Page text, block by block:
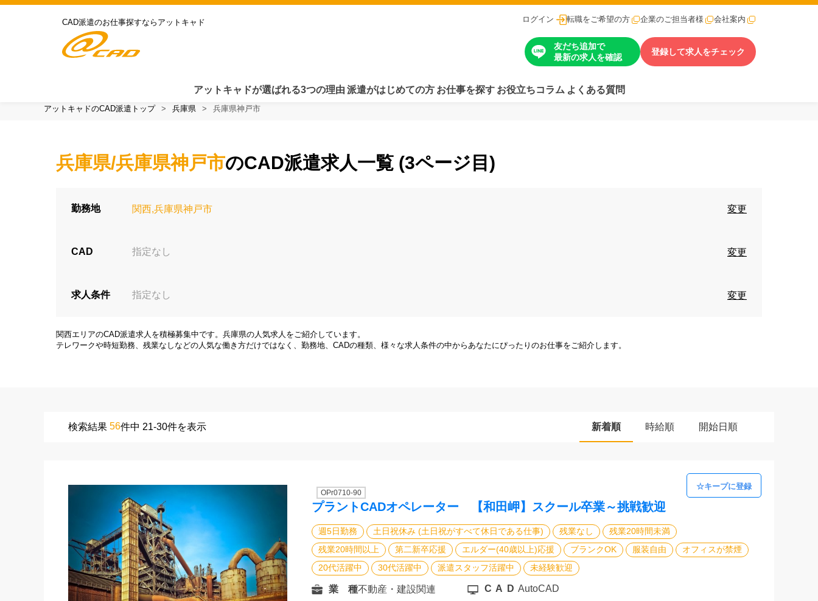
CAD派遣のお仕事探すならアットキャド ログイン 転職をご希望の方 企業のご担当者様 会社案内
友だち追加で
最新の求人を確認
登録して求人をチェック
アットキャドが選ばれる3つの理由 派遣がはじめての方 お仕事を探す お役立ちコラム よくある質問
アットキャドのCAD派遣トップ 兵庫県 兵庫県神戸市
兵庫県/兵庫県神戸市のCAD派遣求人一覧 (3ページ目)
勤務地 関西,兵庫県神戸市 変更
CAD 指定なし 変更
求人条件 指定なし 変更
関西エリアのCAD派遣求人を積極募集中です。兵庫県の人気求人をご紹介しています。
テレワークや時短勤務、残業なしなどの人気な働き方だけではなく、勤務地、CADの種類、様々な求人条件の中からあなたにぴったりのお仕事をご紹介します。
検索結果 56件中 21-30件を表示 新着順 時給順 開始日順
OPr0710-90
プラントCADオペレーター 【和田岬】スクール卒業～挑戦歓迎
週5日勤務 土日祝休み (土日祝がすべて休日である仕事) 残業なし
残業20時間未満
残業20時間以上
第二新卒応援 エルダー(40歳以上)応援 ブランクOK 服装自由
オフィスが禁煙
20代活躍中
30代活躍中 派遣スタッフ活躍中 未経験歓迎
業 種不動産・建設関連 CADAutoCAD